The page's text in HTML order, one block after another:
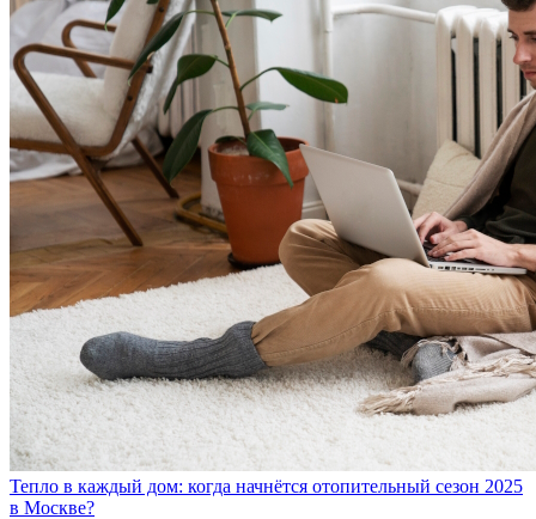
Тепло в каждый дом: когда начнётся отопительный сезон 2025
в Москве?